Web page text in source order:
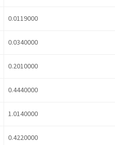
0.0119000
0.0340000
0.2010000
0.4440000
1.0140000
0.4220000